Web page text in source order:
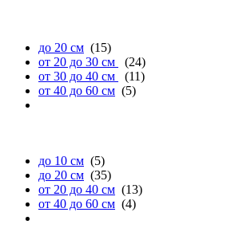
до 20 см (15)
от 20 до 30 см
(24)
от 30 до 40 см
(11)
от 40 до 60 см (5)
до 10 см (5)
до 20 см (35)
от 20 до 40 см (13)
от 40 до 60 см (4)